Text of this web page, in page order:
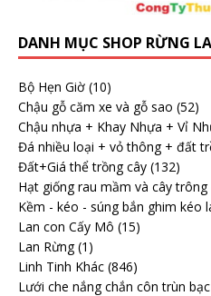
DANH MỤC SHOP RỪNG
Bộ Hẹn Giờ (10)
Chậu gỗ căm xe và gỗ sao (52)
Chậu nhựa + Khay Nhựa + Vỉ
Đá nhiều loại + vỏ thông + đất
Đất+Giá thể trồng cây (132)
Hạt giống rau mầm và cây trông
Kềm - kéo - súng bắn ghim kéo
Lan con Cấy Mô (15)
Lan Rừng (1)
Linh Tinh Khác (846)
Lưới che nắng chắn côn trùn